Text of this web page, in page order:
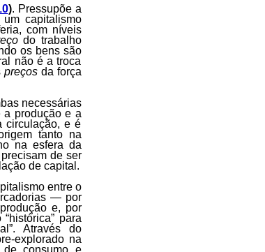
). Pressupõe a
capitalismo
com níveis
do trabalho
os bens são
não é a troca
preços da força
necessárias
a produção e a
circulação, e é
tanto na
na esfera da
de ser
de capital.
entre o
— por
e, por
para
Através do
explorado na
consumo e